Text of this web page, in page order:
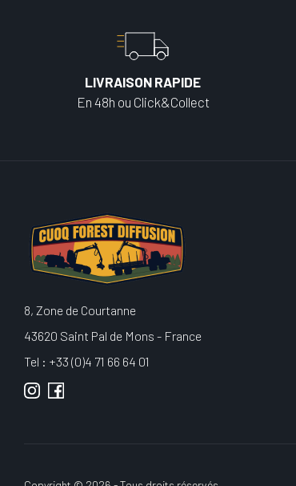
LIVRAISON RAPIDE
En 48h ou Click&Collect
8, Zone de Courtanne
43620 Saint Pal de Mons - France
Tel : +33 (0)4 71 66 64 01